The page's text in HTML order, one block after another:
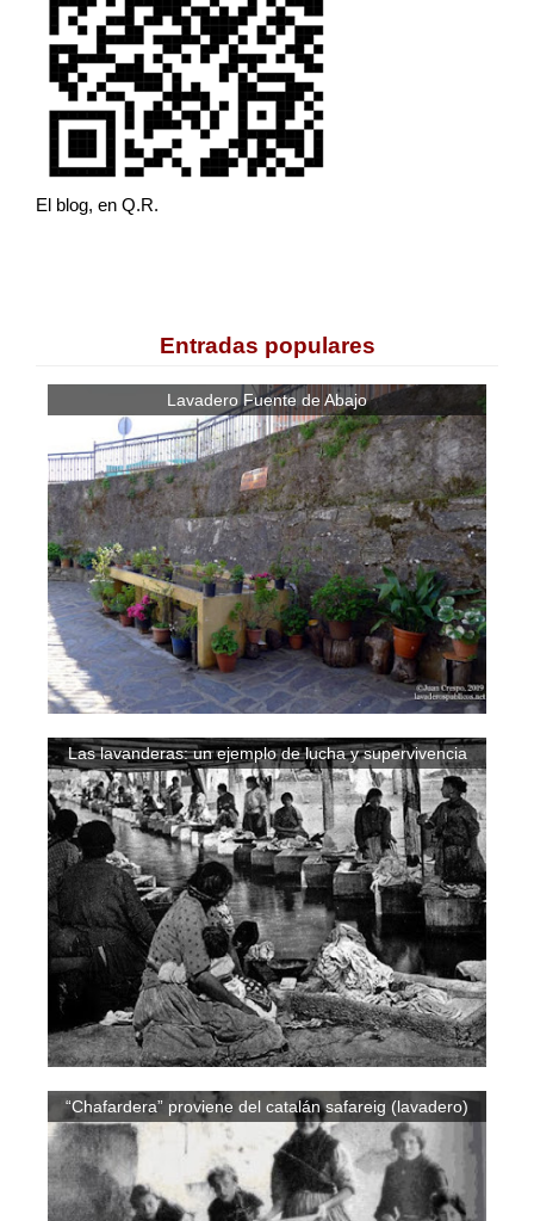
El blog, en Q.R.
Entradas populares
Lavadero Fuente de Abajo
Las lavanderas: un ejemplo de lucha y supervivencia
“Chafardera” proviene del catalán safareig (lavadero)